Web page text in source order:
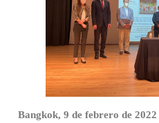
Bangkok, 9 de febrero de 2022